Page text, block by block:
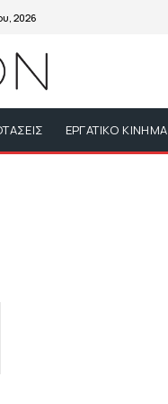
2026
ΕΡΓΑΤΙΚΟ ΚΙΝΗΜΑ